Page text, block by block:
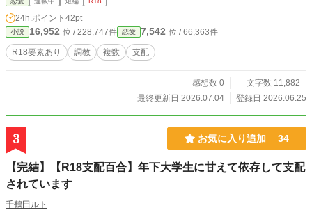
し。 繰り返される絶頂の果てに、美織はついに、自分には
「東條の所有物」として生きる道しか残されていないことを
悟る。
24h.ポイント 42pt
小説 16,952 位 / 228,747件 恋愛 7,542 位 / 66,363件
R18要素あり 調教 複数 支配
感想数 0
文字数 11,882
最終更新日 2026.07.04
登録日 2026.06.25
3 お気に入り追加 34
【完結】【R18支配百合】年下大学生に甘えて依存して支配
されています
千鶴田ルト